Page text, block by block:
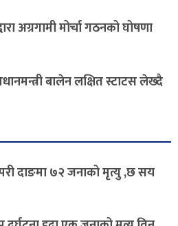
अग्रगामी मोर्चा गठनको घोषणा
बालेन लक्षित स्टाटस लेख्दै
परी दाङमा ७२ जनाको मृत्यु ,छ सय